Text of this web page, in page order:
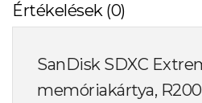
Értékelések (0)
SanDisk SDXC
memóriakártya,